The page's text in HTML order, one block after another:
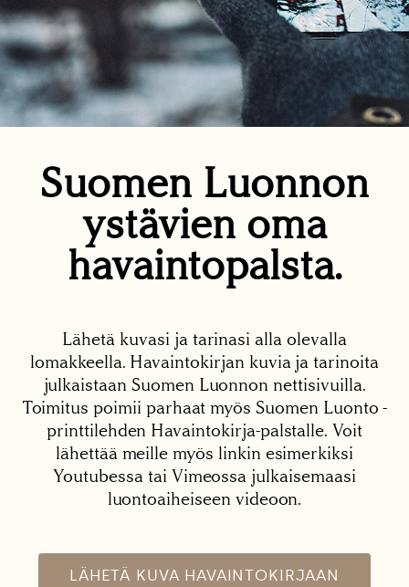
Suomen Luonnon
ystävien oma
havaintopalsta.
Lähetä kuvasi ja tarinasi alla olevalla
lomakkeella. Havaintokirjan kuvia ja tarinoita
julkaistaan Suomen Luonnon nettisivuilla.
Toimitus poimii parhaat myös Suomen Luonto -
printtilehden Havaintokirja-palstalle. Voit
lähettää meille myös linkin esimerkiksi
Youtubessa tai Vimeossa julkaisemaasi
luontoaiheiseen videoon.
LÄHETÄ KUVA HAVAINTOKIRJAAN